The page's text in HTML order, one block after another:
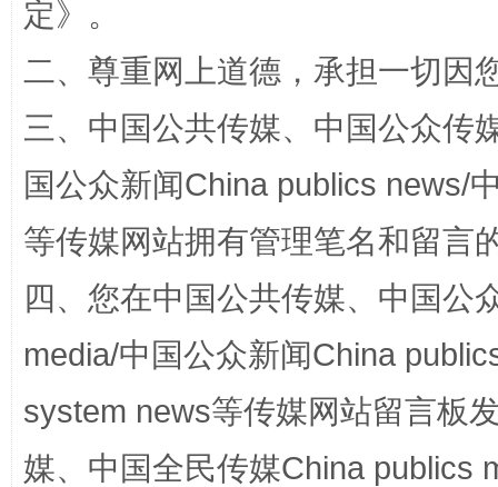
国家大学科技园优化重塑工作
定》。
二、尊重网上道德，承担一切因
三、中国公共传媒、中国公众传
国公众新闻China publics news/
等传媒网站拥有管理笔名和留言
四、您在中国公共传媒、中国公
media/中国公众新闻China
system news等传媒网站留言板
媒、中国全民传媒China publics